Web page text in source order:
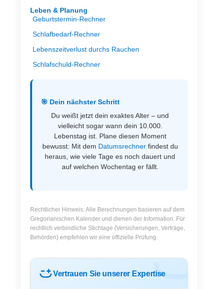
Leben & Planung
Geburtstermin-Rechner
Schlafbedarf-Rechner
Lebenszeitverlust durchs Rauchen
Schlafschuld-Rechner
🎯 Dein nächster Schritt
Du weißt jetzt dein exaktes Alter – und
vielleicht sogar wann dein 10.000.
Lebenstag ist. Plane diesen Moment
bewusst: Mit dem Datumsrechnerfindest du
heraus, wie viele Tage es noch dauert und
auf welchen Wochentag er fällt.
Rechtlicher Hinweis: Alle Berechnungen basieren auf dem
Gregorianischen Kalender und dienen der Information. Für
rechtlich verbindliche Stichtage (Versicherungen, Verträge,
Behörden) empfehlen wir eine offizielle Prüfung.
Vertrauen Sie unserer Expertise